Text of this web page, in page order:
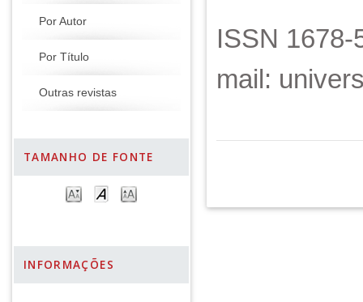
Por Autor
Por Título
Outras revistas
TAMANHO DE FONTE
INFORMAÇÕES
ISSN
mail: